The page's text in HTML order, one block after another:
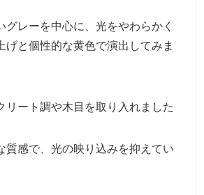
グレーを中心に、光をやわらかく
げと個性的な黄色で演出してみま
リート調や木目を取り入れました
質感で、光の映り込みを抑えてい